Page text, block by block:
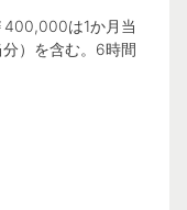
は1か月当
）を含む。6時間